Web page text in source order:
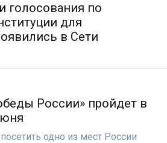
голосования по
для
в Сети
России» пройдет в
одно из мест России